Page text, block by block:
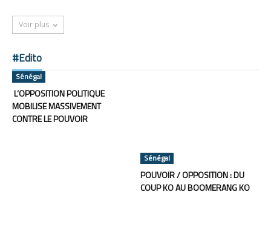
Voir plus
#Edito
Sénégal
L’OPPOSITION POLITIQUE
MOBILISE MASSIVEMENT
CONTRE LE POUVOIR
Sénégal
POUVOIR / OPPOSITION : DU
COUP KO AU BOOMERANG KO